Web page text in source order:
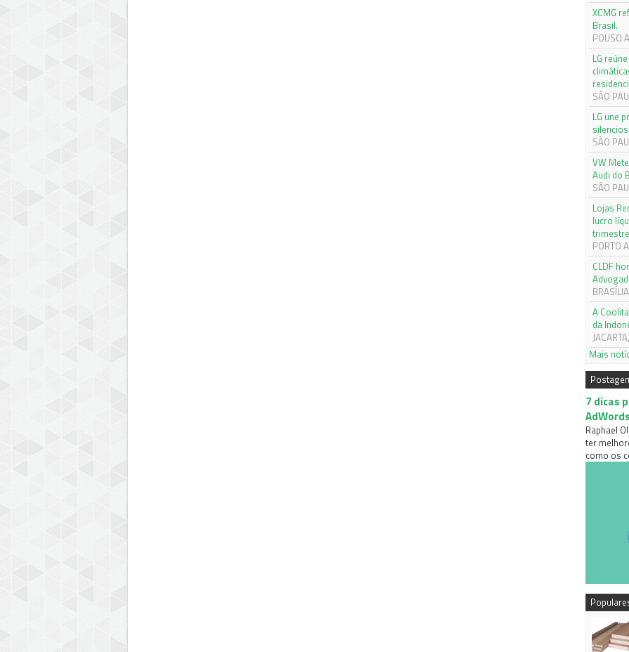
XCMG
Brasil.
POUSO
LG
SÃO
LG une
SÃO
VW
Audi do
SÃO
Lojas
lucro
trimestre
PORTO
CLDF
A
da
Mais
7 dicas
Raphael
ter
como os